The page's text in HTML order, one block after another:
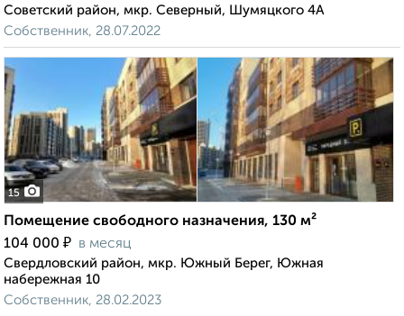
Советский район, мкр. Северный, Шумяцкого 4А
Собственник, 28.07.2022
15
Помещение свободного назначения, 130 м²
104 000 ₽ в месяц
Свердловский район, мкр. Южный Берег, Южная
набережная 10
Собственник, 28.02.2023